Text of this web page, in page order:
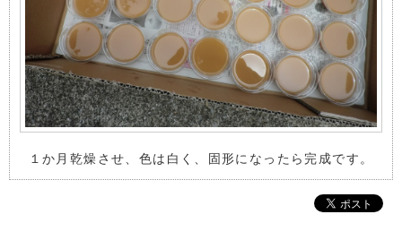
１か月乾燥させ、色は白く、固形になったら完成です。